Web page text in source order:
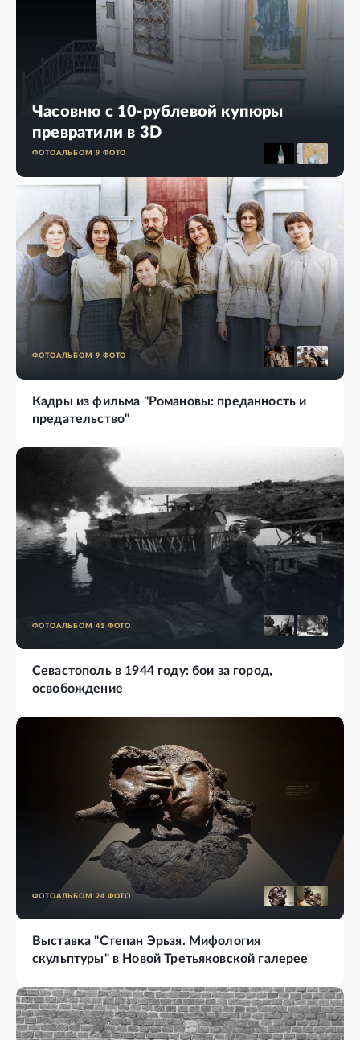
Часовню с 10-рублевой купюры
превратили в 3D
ФОТОАЛЬБОМ 9 ФОТО
ФОТОАЛЬБОМ 9 ФОТО
Кадры из фильма "Романовы: преданность и
предательство"
ФОТОАЛЬБОМ 41 ФОТО
Севастополь в 1944 году: бои за город,
освобождение
ФОТОАЛЬБОМ 24 ФОТО
Выставка "Степан Эрьзя. Мифология
скульптуры" в Новой Третьяковской галерее